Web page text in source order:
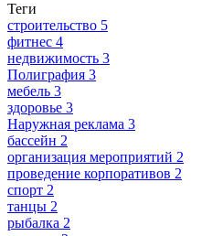
Теги
строительство 5
фитнес 4
недвижимость 3
Полиграфия 3
мебель 3
здоровье 3
Наружная реклама 3
бассейн 2
организация мероприятий 2
проведение корпоративов 2
спорт 2
танцы 2
рыбалка 2